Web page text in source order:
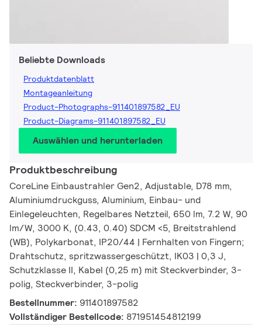
Beliebte Downloads
Produktdatenblatt
Montageanleitung
Product-Photographs-911401897582_EU
Product-Diagrams-911401897582_EU
Auswählen und herunterladen
Produktbeschreibung
CoreLine Einbaustrahler Gen2, Adjustable, D78 mm,
Aluminiumdruckguss, Aluminium, Einbau- und
Einlegeleuchten, Regelbares Netzteil, 650 lm, 7.2 W, 90
lm/W, 3000 K, (0.43, 0.40) SDCM <5, Breitstrahlend
(WB), Polykarbonat, IP20/44 | Fernhalten von Fingern;
Drahtschutz, spritzwassergeschützt, IK03 | 0,3 J,
Schutzklasse II, Kabel (0,25 m) mit Steckverbinder, 3-
polig, Steckverbinder, 3-polig
Bestellnummer: 911401897582
Vollständiger Bestellcode: 871951454812199